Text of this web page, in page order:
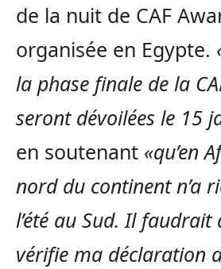
de la nuit de CAF
organisée en Egypte.
la phase finale de la
seront dévoilées le 15
en soutenant «qu’en
nord du continent n’a
l’été au Sud. Il faudrait
vérifie ma déclaration